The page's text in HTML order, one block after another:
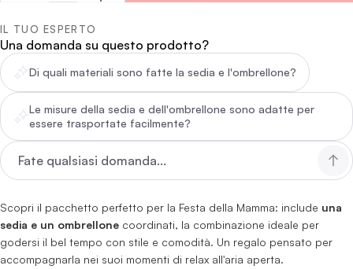
IL TUO ESPERTO
Una domanda su questo prodotto?
Di quali materiali sono fatte la sedia e l'ombrellone?
Le misure della sedia e dell'ombrellone sono adatte per
essere trasportate facilmente?
Scopri il pacchetto perfetto per la Festa della Mamma: include una
sedia e un ombrellone coordinati, la combinazione ideale per
godersi il bel tempo con stile e comodità. Un regalo pensato per
accompagnarla nei suoi momenti di relax all'aria aperta.